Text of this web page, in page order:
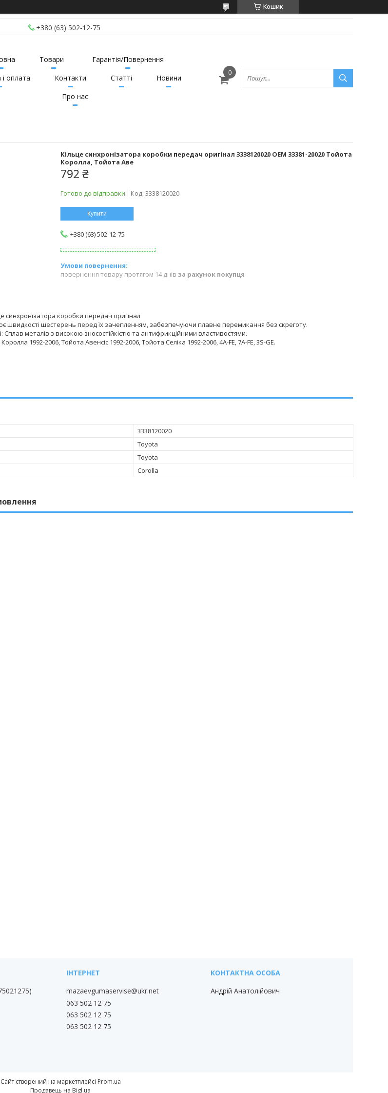
Кошик
+380 (63) 502-12-75
Товари
Гарантія/Повернення
оплата
Контакти Статті
Новини
Про нас
Кільце синхронізатора коробки передач оригінал 3338120020 OEM 33381-20020 Тойота
Королла, Тойота Аве
792 ₴
Готово до відправки Код: 3338120020
Купити
+380 (63) 502-12-75
повернення товару протягом 14 днів за рахунок покупця
синхронізатора коробки передач оригінал
швидкості шестерень перед їх зачепленням, забезпечуючи плавне перемикання без скреготу.
Сплав металів з високою зносостійкістю та антифрикційними властивостями.
1992-2006, Тойота Авенсіс 1992-2006, Тойота Селіка 1992-2006, 4A-FE, 7A-FE, 3S-GE.
3338120020
Toyota
Toyota
Corolla
mazaevgumaservise@ukr.net
063 502 12 75
063 502 12 75
063 502 12 75
Андрій Анатолійович
Сайт створений на маркетплейсі Prom.ua
Продавець на Bigl.ua